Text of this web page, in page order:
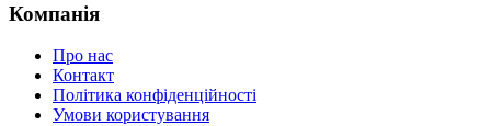
Компанія
Про нас
Контакт
Політика конфіденційності
Умови користування